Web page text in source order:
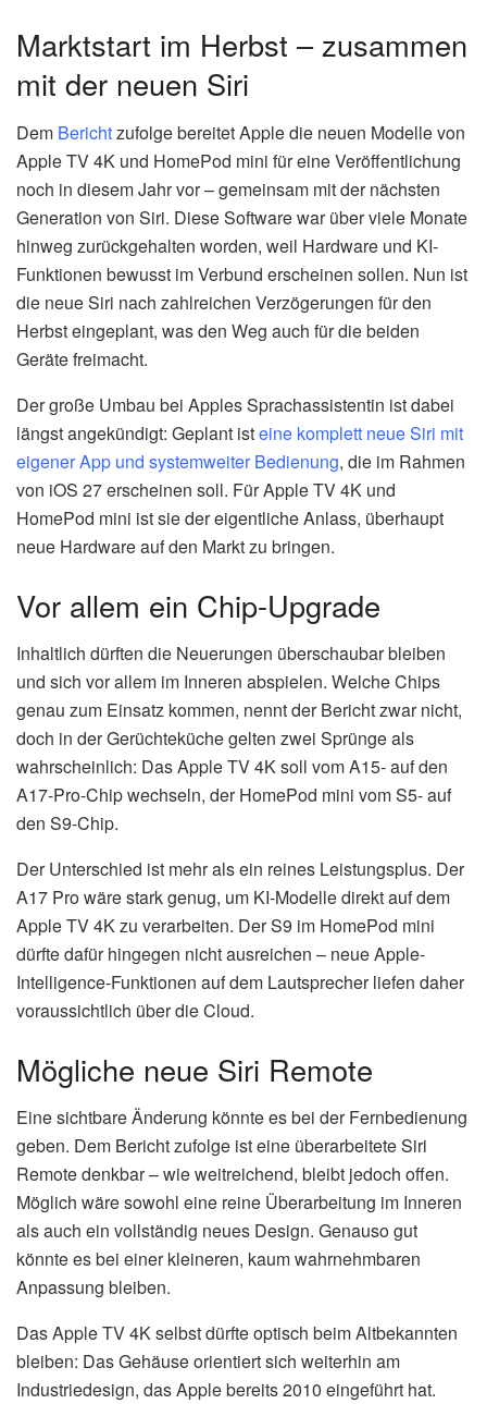
Marktstart im Herbst – zusammen
mit der neuen Siri
Dem Berichtzufolge bereitet Apple die neuen Modelle von
Apple TV 4K und HomePod mini für eine Veröffentlichung
noch in diesem Jahr vor – gemeinsam mit der nächsten
Generation von Siri. Diese Software war über viele Monate
hinweg zurückgehalten worden, weil Hardware und KI-
Funktionen bewusst im Verbund erscheinen sollen. Nun ist
die neue Siri nach zahlreichen Verzögerungen für den
Herbst eingeplant, was den Weg auch für die beiden
Geräte freimacht.
Der große Umbau bei Apples Sprachassistentin ist dabei
längst angekündigt: Geplant isteine komplett neue Siri mit
eigener App und systemweiter Bedienung, die im Rahmen
von iOS 27 erscheinen soll. Für Apple TV 4K und
HomePod mini ist sie der eigentliche Anlass, überhaupt
neue Hardware auf den Markt zu bringen.
Vor allem ein Chip-Upgrade
Inhaltlich dürften die Neuerungen überschaubar bleiben
und sich vor allem im Inneren abspielen. Welche Chips
genau zum Einsatz kommen, nennt der Bericht zwar nicht,
doch in der Gerüchteküche gelten zwei Sprünge als
wahrscheinlich: Das Apple TV 4K soll vom A15- auf den
A17-Pro-Chip wechseln, der HomePod mini vom S5- auf
den S9-Chip.
Der Unterschied ist mehr als ein reines Leistungsplus. Der
A17 Pro wäre stark genug, um KI-Modelle direkt auf dem
Apple TV 4K zu verarbeiten. Der S9 im HomePod mini
dürfte dafür hingegen nicht ausreichen – neue Apple-
Intelligence-Funktionen auf dem Lautsprecher liefen daher
voraussichtlich über die Cloud.
Mögliche neue Siri Remote
Eine sichtbare Änderung könnte es bei der Fernbedienung
geben. Dem Bericht zufolge ist eine überarbeitete Siri
Remote denkbar – wie weitreichend, bleibt jedoch offen.
Möglich wäre sowohl eine reine Überarbeitung im Inneren
als auch ein vollständig neues Design. Genauso gut
könnte es bei einer kleineren, kaum wahrnehmbaren
Anpassung bleiben.
Das Apple TV 4K selbst dürfte optisch beim Altbekannten
bleiben: Das Gehäuse orientiert sich weiterhin am
Industriedesign, das Apple bereits 2010 eingeführt hat.